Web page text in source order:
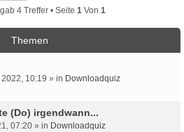
4 Treffer • Seite 1Von 1
Themen
10:19 » in Downloadquiz
(Do) irgendwann...
07:20 » in Downloadquiz